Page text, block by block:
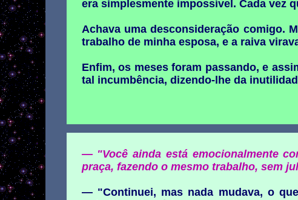
era simplesmente impossível. Cada vez
Achava uma desconsideração comigo.
trabalho de minha esposa, e a raiva
Enfim, os meses foram passando, e
tal incumbência, dizendo-lhe da
— "Você ainda está emocionalmente
praça, fazendo o mesmo trabalho, sem
— "Continuei, mas nada mudava, o